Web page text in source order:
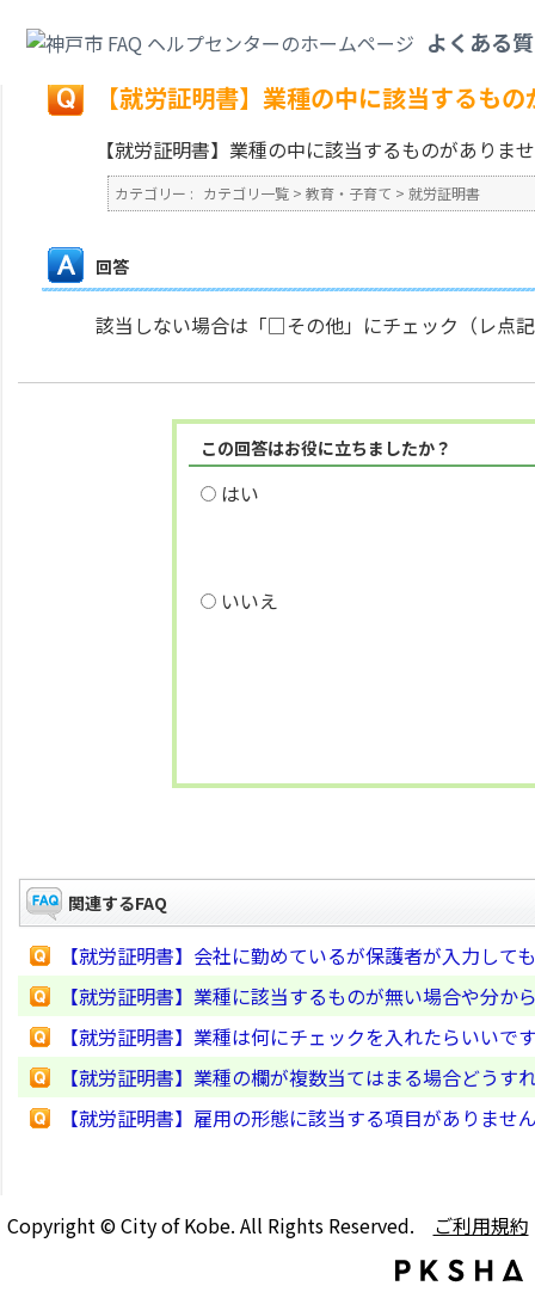
よくある
戻る
【就労証明書】業種の中に該当するも
【就労証明書】業種の中に該当するものがありま
カテゴリー : カテゴリ一覧 > 教育・子育て > 就労証明書
回答
該当しない場合は「□その他」にチェック（レ点
この回答はお役に立ちましたか？
はい
いいえ
関連するFAQ
【就労証明書】会社に勤めているが保護者が入力して
【就労証明書】業種に該当するものが無い場合や分
【就労証明書】業種は何にチェックを入れたらいいで
【就労証明書】業種の欄が複数当てはまる場合どうす
【就労証明書】雇用の形態に該当する項目がありま
Copyright © City of Kobe. All Rights Reserved. ご利用規約